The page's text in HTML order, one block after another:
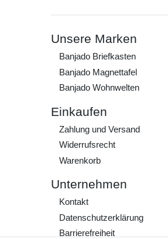
Unsere Marken
Banjado Briefkasten
Banjado Magnettafel
Banjado Wohnwelten
Einkaufen
Zahlung und Versand
Widerrufs­recht
Warenkorb
Unternehmen
Kontakt
Daten­schutz­erklärung
Barrierefreiheit